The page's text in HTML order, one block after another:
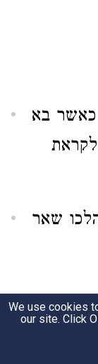
כאשר בא
שאר
We use cookies
our site. Click